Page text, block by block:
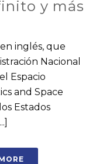
y más
en inglés, que
Nacional
Espacio
and Space
Estados